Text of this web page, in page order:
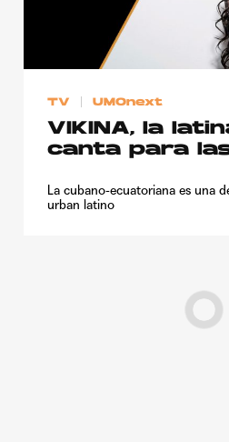
TV UMOnext
VIKINA, la
canta para
La cubano-ecuatoriana es una
urban latino